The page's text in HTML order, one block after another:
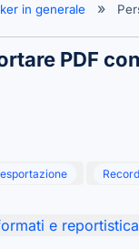
in generale
PDF
esportazione Record
e reportistica